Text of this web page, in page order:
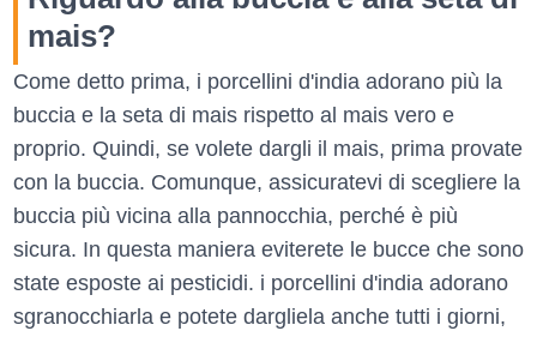
mais?
Come detto prima, i porcellini d'india adorano più la
buccia e la seta di mais rispetto al mais vero e
proprio. Quindi, se volete dargli il mais, prima provate
con la buccia. Comunque, assicuratevi di scegliere la
buccia più vicina alla pannocchia, perché è più
sicura. In questa maniera eviterete le bucce che sono
state esposte ai pesticidi. i porcellini d'india adorano
sgranocchiarla e potete dargliela anche tutti i giorni,